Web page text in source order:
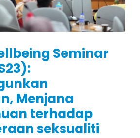
Seminar
Menjana
terhadap
seksualiti